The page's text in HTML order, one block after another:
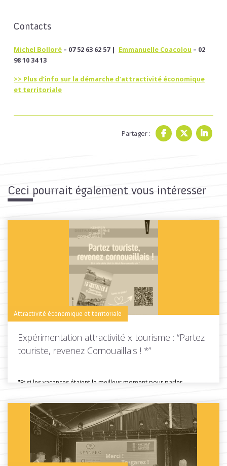
Contacts
Michel Bolloré – 07 52 63 62 57 | Emmanuelle Coacolou – 02
98 10 34 13
>> Plus d’info sur la démarche d’attractivité économique
et territoriale
Partager :
Ceci pourrait également vous intéresser
Attractivité économique et territoriale
Expérimentation attractivité x tourisme : “Partez
touriste, revenez Cornouaillais ! *”
"Et si les vacances étaient le meilleur moment pour parler
Toutes les actus de cette rubrique LIRE LA SUITE